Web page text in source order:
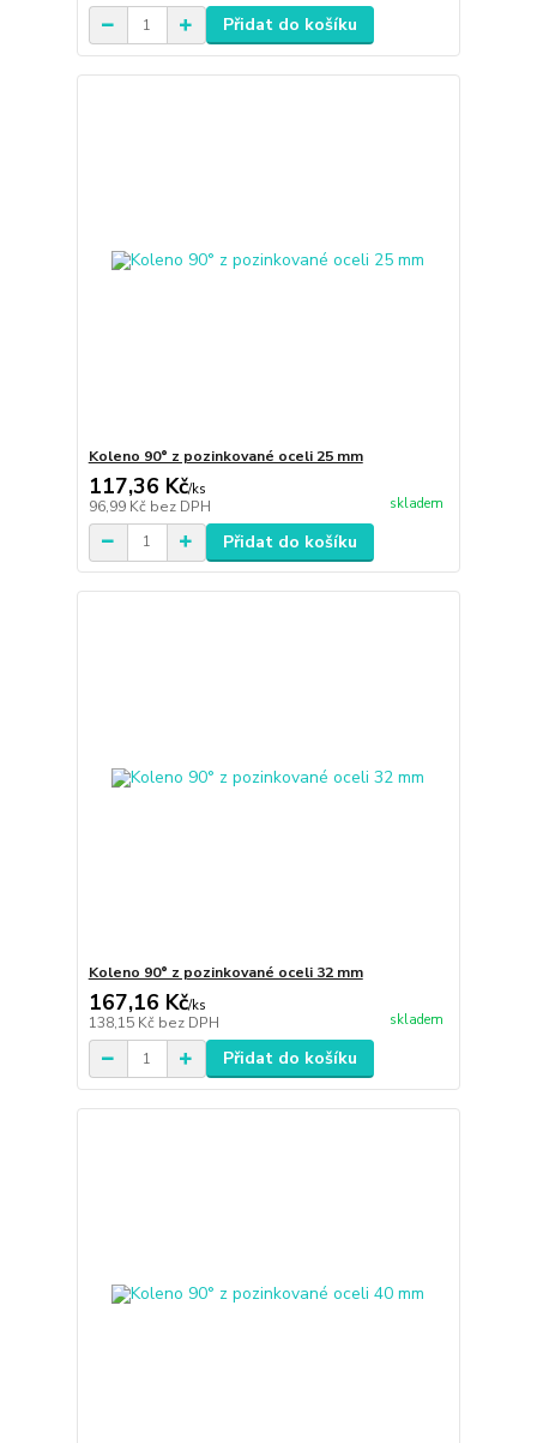
Přidat do košíku
Koleno 90° z pozinkované oceli 25 mm
117,36 Kč/ks
96,99 Kč bez DPH skladem
Přidat do košíku
Koleno 90° z pozinkované oceli 32 mm
167,16 Kč/ks
138,15 Kč bez DPH skladem
Přidat do košíku